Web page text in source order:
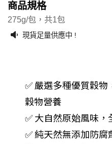
商品規格
275g/包，共1包
現貨足量供應中 !
✅ 嚴選多種優質穀
穀物營養
✅ 大自然原始風味
✅ 純天然無添加防